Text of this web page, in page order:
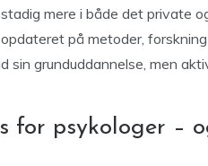
mere i både det private
på metoder,
sin grunduddannelse, men
for psykologer –